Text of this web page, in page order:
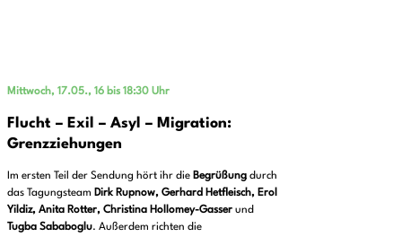
Mittwoch, 17.05., 16 bis 18:30 Uhr
Flucht – Exil – Asyl – Migration:
Grenzziehungen
Im ersten Teil der Sendung hört ihr die Begrüßung durch
das Tagungsteam Dirk Rupnow, Gerhard Hetfleisch, Erol
Yildiz, Anita Rotter, Christina Hollomey-Gasser und
Tugba Sababoglu. Außerdem richten die